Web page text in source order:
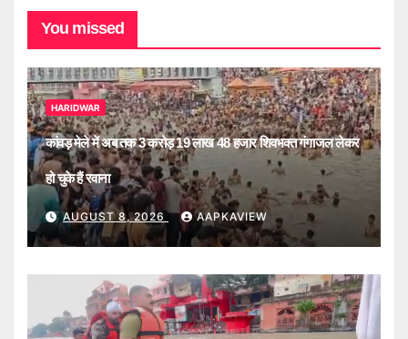
You missed
HARIDWAR
कांवड़ मेले में अब तक 3 करोड़ 19 लाख 48 हजार शिवभक्त गंगाजल लेकर
हो चुके हैं रवाना
AUGUST 8, 2026 AAPKAVIEW